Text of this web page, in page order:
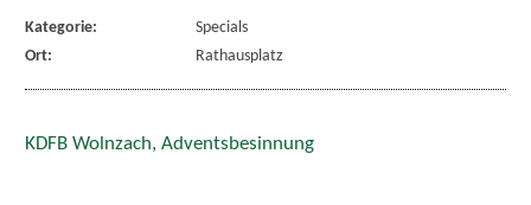
Kategorie:
Specials
Ort:
Rathausplatz
KDFB Wolnzach, Adventsbesinnung